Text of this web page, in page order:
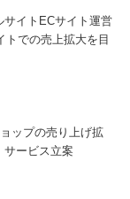
サイトECサイト運営
トでの売上拡大を目
ップの売り上げ拡
サービス立案